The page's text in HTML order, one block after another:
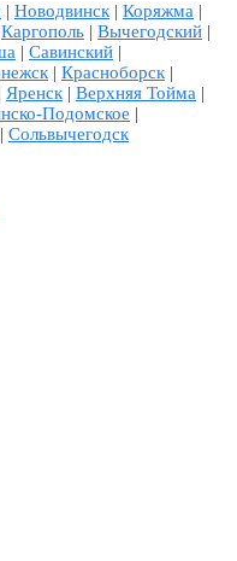
| Новодвинск| Коряжма |
Каргополь | Вычегодский |
| Савинский |
| Красноборск|
Яренск| Верхняя Тойма |
Подомское |
| Сольвычегодск